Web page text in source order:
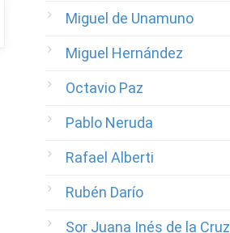
Miguel de Unamuno
Miguel Hernández
Octavio Paz
Pablo Neruda
Rafael Alberti
Rubén Darío
Sor Juana Inés de la Cruz